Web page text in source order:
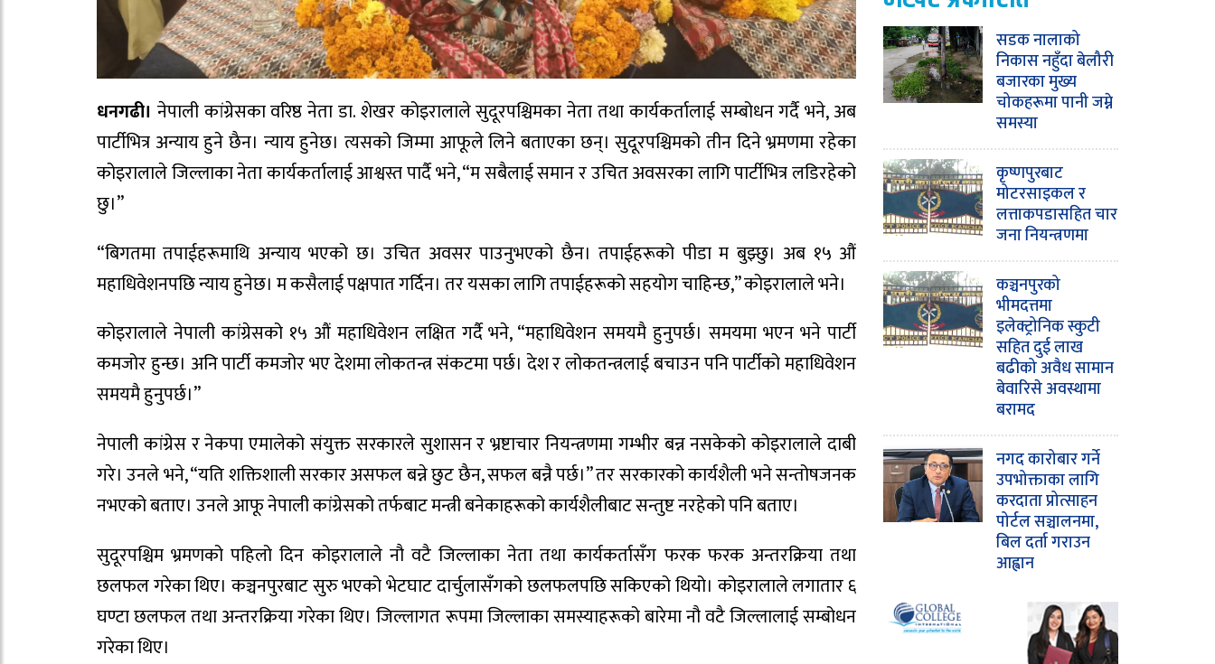
धनगढी। नेपाली कांग्रेसका वरिष्ठ नेता डा. शेखर कोइरालाले सुदूरपश्चिमका नेता तथा कार्यकर्तालाई सम्बोधन गर्दै भने, अब
पार्टीभित्र अन्याय हुने छैन। न्याय हुनेछ। त्यसको जिम्मा आफूले लिने बताएका छन्। सुदूरपश्चिमको तीन दिने भ्रमणमा रहेका
कोइरालाले जिल्लाका नेता कार्यकर्तालाई आश्वस्त पार्दै भने, “म सबैलाई समान र उचित अवसरका लागि पार्टीभित्र लडिरहेको
छु।”
“बिगतमा तपाईहरूमाथि अन्याय भएको छ। उचित अवसर पाउनुभएको छैन। तपाईहरूको पीडा म बुझ्छु। अब १५ औं
महाधिवेशनपछि न्याय हुनेछ। म कसैलाई पक्षपात गर्दिन। तर यसका लागि तपाईहरूको सहयोग चाहिन्छ,” कोइरालाले भने।
कोइरालाले नेपाली कांग्रेसको १५ औं महाधिवेशन लक्षित गर्दै भने, “महाधिवेशन समयमै हुनुपर्छ। समयमा भएन भने पार्टी
कमजोर हुन्छ। अनि पार्टी कमजोर भए देशमा लोकतन्त्र संकटमा पर्छ। देश र लोकतन्त्रलाई बचाउन पनि पार्टीको महाधिवेशन
समयमै हुनुपर्छ।”
नेपाली कांग्रेस र नेकपा एमालेको संयुक्त सरकारले सुशासन र भ्रष्टाचार नियन्त्रणमा गम्भीर बन्न नसकेको कोइरालाले दाबी
गरे। उनले भने, “यति शक्तिशाली सरकार असफल बन्ने छुट छैन, सफल बन्नै पर्छ।” तर सरकारको कार्यशैली भने सन्तोषजनक
नभएको बताए। उनले आफू नेपाली कांग्रेसको तर्फबाट मन्त्री बनेकाहरूको कार्यशैलीबाट सन्तुष्ट नरहेको पनि बताए।
सुदूरपश्चिम भ्रमणको पहिलो दिन कोइरालाले नौ वटै जिल्लाका नेता तथा कार्यकर्तासँग फरक फरक अन्तरक्रिया तथा
छलफल गरेका थिए। कञ्चनपुरबाट सुरु भएको भेटघाट दार्चुलासँगको छलफलपछि सकिएको थियो। कोइरालाले लगातार ६
घण्टा छलफल तथा अन्तरक्रिया गरेका थिए। जिल्लागत रूपमा जिल्लाका समस्याहरूको बारेमा नौ वटै जिल्लालाई सम्बोधन
गरेका थिए।
सडक नालाको
निकास नहुँदा बेलौरी
बजारका मुख्य
चोकहरूमा पानी जम्ने
समस्या
कृष्णपुरबाट
मोटरसाइकल र
लत्ताकपडासहित चार
जना नियन्त्रणमा
कञ्चनपुरको
भीमदत्तमा
इलेक्ट्रोनिक स्कुटी
सहित दुई लाख
बढीको अवैध सामान
बेवारिसे अवस्थामा
बरामद
नगद कारोबार गर्ने
उपभोक्ताका लागि
करदाता प्रोत्साहन
पोर्टल सञ्चालनमा,
बिल दर्ता गराउन
आह्वान